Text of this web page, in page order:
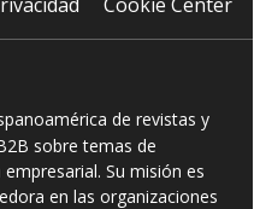
de revistas y
sobre temas de
Su misión es
en las organizaciones